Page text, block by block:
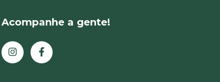
Acompanhe a gente!